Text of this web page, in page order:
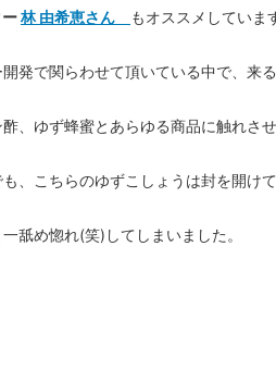
林 由希恵さん もオススメしていま
発で関らわせて頂いている中で、来
、ゆず蜂蜜とあらゆる商品に触れさ
、こちらのゆずこしょうは封を開け
舐め惚れ(笑)してしまいました。